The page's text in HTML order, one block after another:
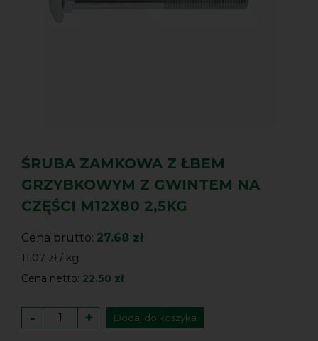
ŚRUBA ZAMKOWA Z ŁBEM
GRZYBKOWYM Z GWINTEM NA
CZĘŚCI M12X80 2,5KG
Cena brutto: 27.68 zł
11.07 zł / kg
Cena netto: 22.50 zł
- + Dodaj do koszyka